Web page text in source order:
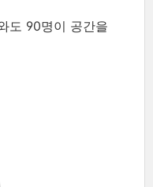
도 90명이 공간을